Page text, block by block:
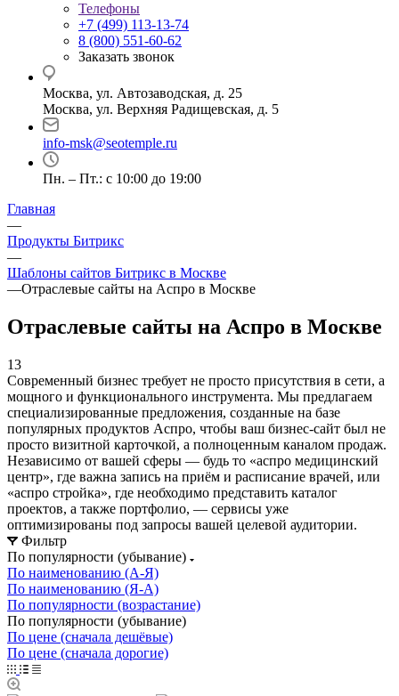
Телефоны
+7 (499) 113-13-74
8 (800) 551-60-62
Заказать звонок
Москва, ул. Автозаводская, д. 25
Москва, ул. Верхняя Радищевская, д. 5
info-msk@seotemple.ru
Пн. – Пт.: с 10:00 до 19:00
Главная
—
Продукты Битрикс
—
Шаблоны сайтов Битрикс в Москве
—Отраслевые сайты на Аспро в Москве
Отраслевые сайты на Аспро в Москве
13
Современный бизнес требует не просто присутствия в сети, а
мощного и функционального инструмента. Мы предлагаем
специализированные предложения, созданные на базе
популярных продуктов Аспро, чтобы ваш бизнес-сайт был не
просто визитной карточкой, а полноценным каналом продаж.
Независимо от вашей сферы — будь то «аспро медицинский
центр», где важна запись на приём и расписание врачей, или
«аспро стройка», где необходимо представить каталог
проектов, а также портфолио, — сервисы уже
оптимизированы под запросы вашей целевой аудитории.
Фильтр
По популярности (убывание)
По наименованию (А-Я)
По наименованию (Я-А)
По популярности (возрастание)
По популярности (убывание)
По цене (сначала дешёвые)
По цене (сначала дорогие)